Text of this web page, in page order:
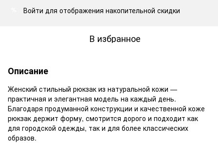
Войти для отображения накопительной скидки
В избранное
Описание
Женский стильный рюкзак из натуральной кожи —
практичная и элегантная модель на каждый день.
Благодаря продуманной конструкции и качественной коже
рюкзак держит форму, смотрится дорого и подходит как
для городской одежды, так и для более классических
образов.